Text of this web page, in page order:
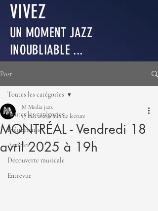
VIVEZ
UN MOMENT JAZZ
INOUBLIABLE ...
Post
Toutes les catégories
Événements
Articles
Découverte musicale
Entrevue
Toutes les catégories
MONTRÉAL - Vendredi 18
avril 2025 à 19h
M Media jazz
17 mai 20251 min de lecture